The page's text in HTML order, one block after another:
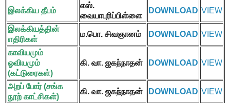
இலக்கிய தீபம்
எஸ்.
வையாபுரிப்பிள்ளை
DOWNLOAD VIEW
இலக்கியத்தின்
எதிரிகள்
ம.பொ. சிவஞானம் DOWNLOAD VIEW
காவியமும்
ஓவியமும்
(கட்டுரைகள்)
கி. வா. ஜகந்நாதன் DOWNLOAD VIEW
அறப் போர் (சங்க
நூற் காட்சிகள்)
கி. வா. ஜகந்நாதன் DOWNLOAD VIEW